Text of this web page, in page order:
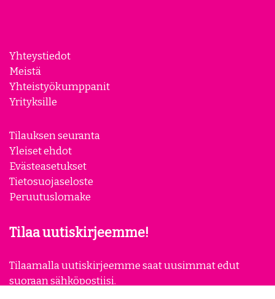
Yhteystiedot
Meistä
Yhteistyökumppanit
Yrityksille
Tilauksen seuranta
Yleiset ehdot
Evästeasetukset
Tietosuojaseloste
Peruutuslomake
Tilaa uutiskirjeemme!
Tilaamalla uutiskirjeemme saat uusimmat edut
suoraan sähköpostiisi.